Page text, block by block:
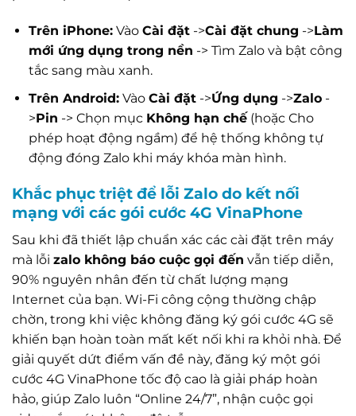
Trên iPhone:Vào Cài đặt->Cài đặt chung ->Làm
mới ứng dụng trong nền -> Tìm Zalo và bật công
tắc sang màu xanh.
Trên Android:Vào Cài đặt->Ứng dụng ->Zalo-
>Pin -> Chọn mục Không hạn chế(hoặc Cho
phép hoạt động ngầm) để hệ thống không tự
động đóng Zalo khi máy khóa màn hình.
Khắc phục triệt để lỗi Zalo do kết nối
mạng với các gói cước 4G VinaPhone
Sau khi đã thiết lập chuẩn xác các cài đặt trên máy
mà lỗi zalo không báo cuộc gọi đến vẫn tiếp diễn,
90% nguyên nhân đến từ chất lượng mạng
Internet của bạn. Wi-Fi công cộng thường chập
chờn, trong khi việc không đăng ký gói cước 4G sẽ
khiến bạn hoàn toàn mất kết nối khi ra khỏi nhà. Để
giải quyết dứt điểm vấn đề này, đăng ký một gói
cước 4G VinaPhone tốc độ cao là giải pháp hoàn
hảo, giúp Zalo luôn “Online 24/7”, nhận cuộc gọi